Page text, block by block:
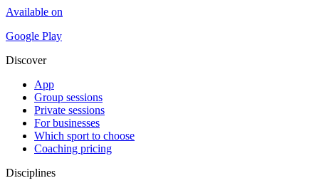
Available on
Google Play
Discover
App
Group sessions
Private sessions
For businesses
Which sport to choose
Coaching pricing
Disciplines